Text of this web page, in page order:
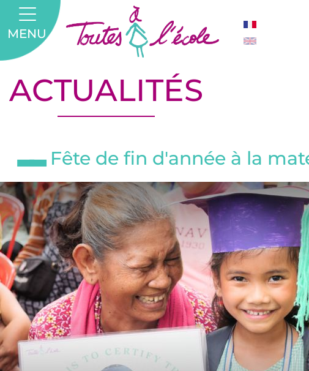
ACTUALITÉS
Fête de fin d'année à la
MENU